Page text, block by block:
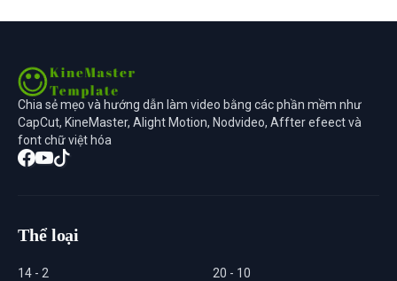
Chia sẻ mẹo và hướng dẫn làm video bằng các phần mềm như
CapCut, KineMaster, Alight Motion, Nodvideo, Affter efeect và
font chữ việt hóa
Thể loại
14 - 2 20 - 10